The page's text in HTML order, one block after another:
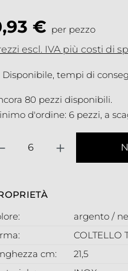
€ per pezzo
escl. IVA più costi di
Disponibile, tempi di
80 pezzi disponibili.
d'ordine: 6 pezzi, a
argento /
COLTELLO
cm:
21,5